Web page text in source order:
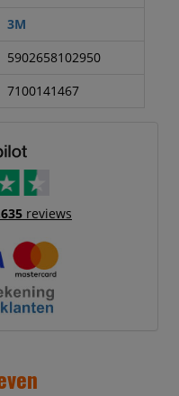
3M
5902658102950
7100141467
reviews